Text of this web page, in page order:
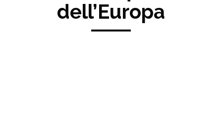
dell’Europa